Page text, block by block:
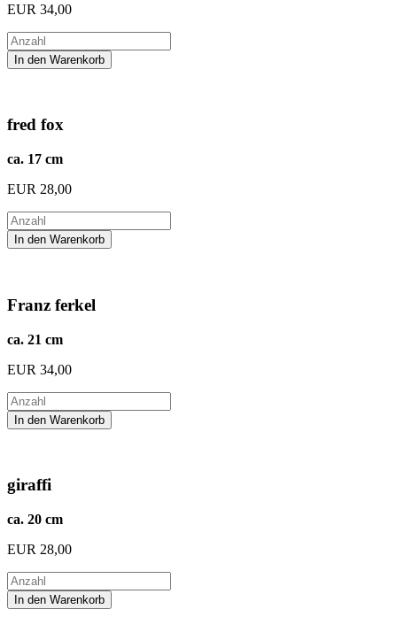
EUR 34,00
fred fox
ca. 17 cm
EUR 28,00
Franz ferkel
ca. 21 cm
EUR 34,00
giraffi
ca. 20 cm
EUR 28,00